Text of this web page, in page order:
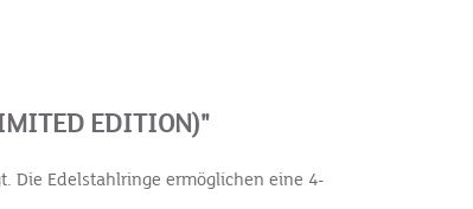
EDITION)"
Die Edelstahlringe ermöglichen eine 4-